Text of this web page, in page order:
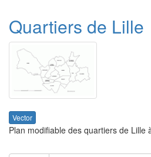
Quartiers de Lille
Vector
Plan modifiable des quartiers de Lille